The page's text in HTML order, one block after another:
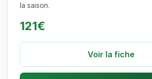
la saison.
121€
Voir la fiche